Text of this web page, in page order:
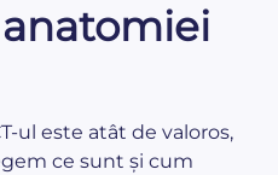
ul este atât de valoros,
ce sunt și cum